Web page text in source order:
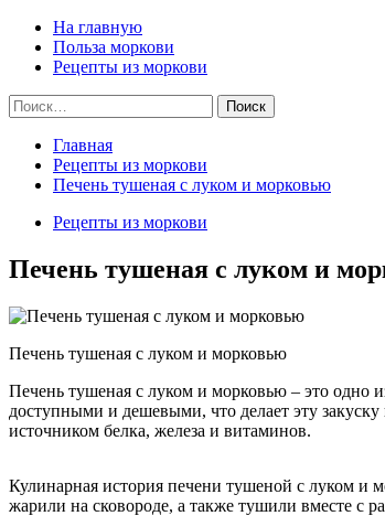
На главную
Польза моркови
Рецепты из моркови
Найти:
Главная
Рецепты из моркови
Печень тушеная с луком и морковью
Рецепты из моркови
Печень тушеная с луком и
Печень тушеная с луком и морковью
Печень тушеная с луком и морковью – это одно
доступными и дешевыми, что делает эту
источником белка, железа и витаминов.
Кулинарная история печени тушеной с луком и
жарили на сковороде, а также тушили вместе с